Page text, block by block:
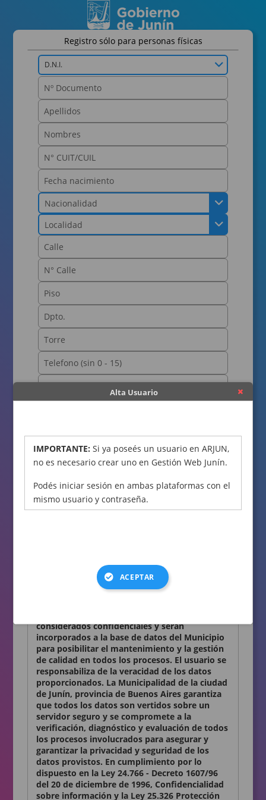
Registro sólo para personas físicas
D.N.I.
Términos y condiciones
Declaro conocer y aceptar lo establecido en la
considerados confidenciales y serán
incorporados a la base de datos del Municipio
para posibilitar el mantenimiento y la gestión
de calidad en todos los procesos. El usuario se
responsabiliza de la veracidad de los datos
proporcionados. La Municipalidad de la ciudad
de Junín, provincia de Buenos Aires garantiza
que todos los datos son vertidos sobre un
servidor seguro y se compromete a la
verificación, diagnóstico y evaluación de todos
los procesos involucrados para asegurar y
garantizar la privacidad y seguridad de los
datos provistos. En cumplimiento por lo
dispuesto en la Ley 24.766 - Decreto 1607/96
del 20 de diciembre de 1996, Confidencialidad
sobre información y la Ley 25.326 Protección
Alta Usuario
IMPORTANTE:Si ya poseés un usuario en ARJUN,
no es necesario crear uno en Gestión Web Junín.
Podés iniciar sesión en ambas plataformas con el
mismo usuario y contraseña.
ACEPTAR